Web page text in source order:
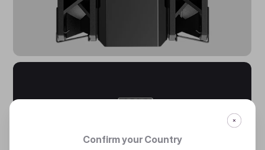
Confirm your Country